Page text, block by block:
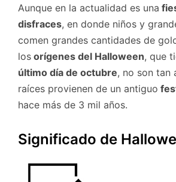
Aunque en la actualidad es una
disfraces, en donde niños y
comen grandes cantidades de
los orígenes del Halloween, que
último día de octubre, no son tan
raíces provienen de un antiguo
hace más de 3 mil años.
Significado de